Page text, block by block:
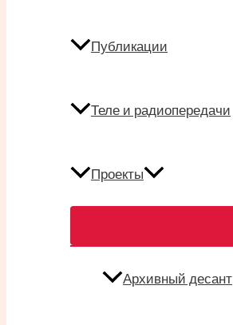
Публикации
Теле и радиопередачи
Проекты
Архивный десант